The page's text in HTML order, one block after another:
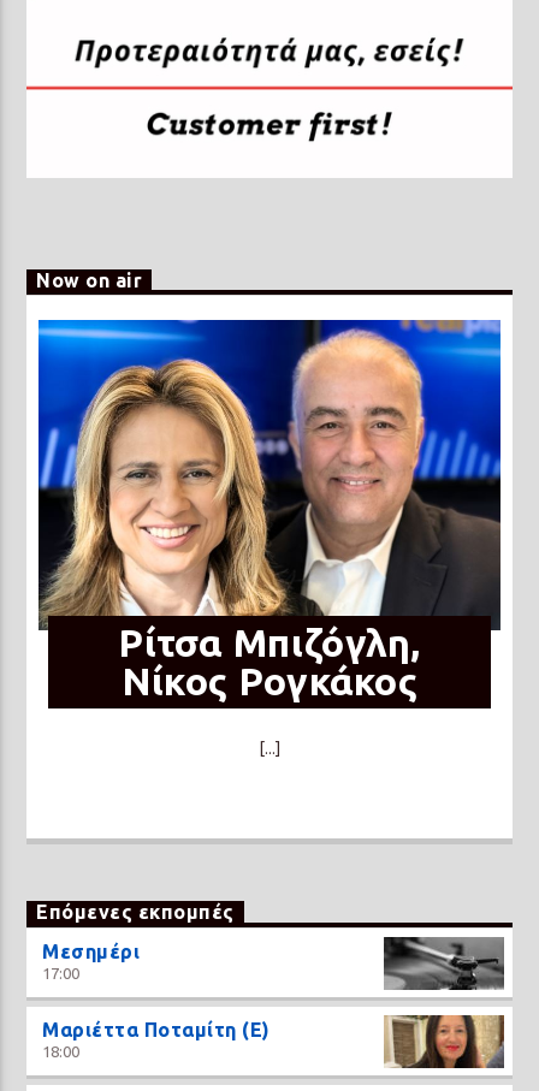
Now on air
Ρίτσα Μπιζόγλη,
Νίκος Ρογκάκος
[...]
Επόμενες εκπομπές
Μεσημέρι
17:00
Μαριέττα Ποταμίτη (Ε)
18:00